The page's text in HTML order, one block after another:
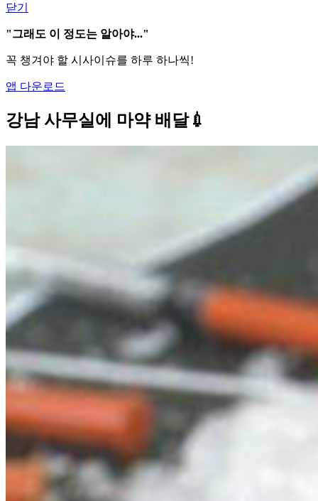
닫기
"그래도 이 정도는 알아야..."
꼭 챙겨야 할 시사이슈를 하루 하나씩!
앱 다운로드
강남 사무실에 마약 배달💉